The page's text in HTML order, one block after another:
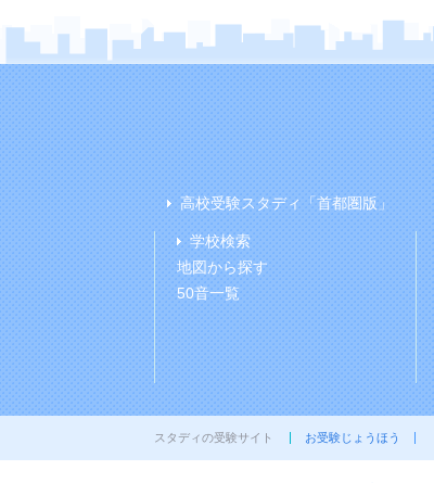
高校受験スタディ「首都圏版」
学校検索
地図から探す
50音一覧
スタディの受験サイト お受験じょうほう